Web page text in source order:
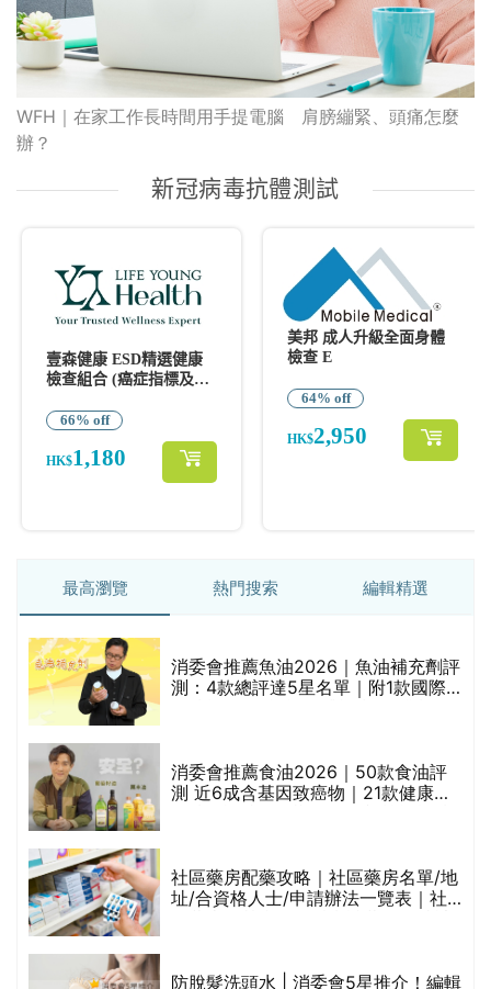
WFH｜在家工作長時間用手提電腦 肩膀繃緊、頭痛怎麼
辦？
最高瀏覽 熱門搜索 編輯精選
消委會推薦魚油2026｜魚油補充劑評
測：4款總評達5星名單｜附1款國際
消委會推薦食油2026｜50款食油評
測 近6成含基因致癌物｜21款健康煮
社區藥房配藥攻略｜社區藥房名單/地
址/合資格人士/申請辦法一覽表｜社
防脫髮洗頭水 | 消委會5星推介！編輯